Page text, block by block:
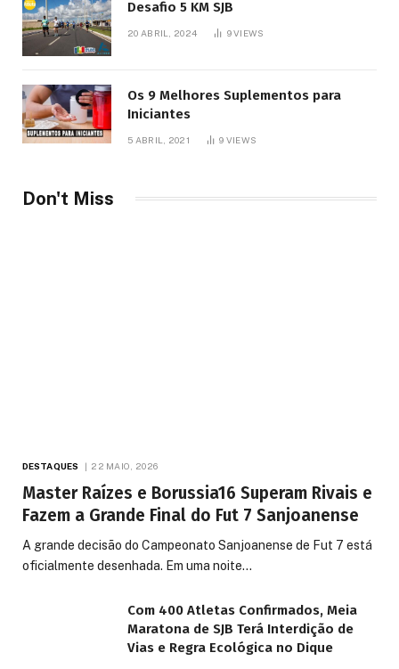
Desafio 5 KM SJB
20 ABRIL, 2024 9VIEWS
Os 9 Melhores Suplementos para
Iniciantes
5 ABRIL, 2021 9 VIEWS
Don't Miss
DESTAQUES 22 MAIO, 2026
Master Raízes e Borussia16 Superam Rivais e
Fazem a Grande Final do Fut 7 Sanjoanense
A grande decisão do Campeonato Sanjoanense de Fut 7 está
oficialmente desenhada. Em uma noite…
Com 400 Atletas Confirmados, Meia
Maratona de SJB Terá Interdição de
Vias e Regra Ecológica no Dique